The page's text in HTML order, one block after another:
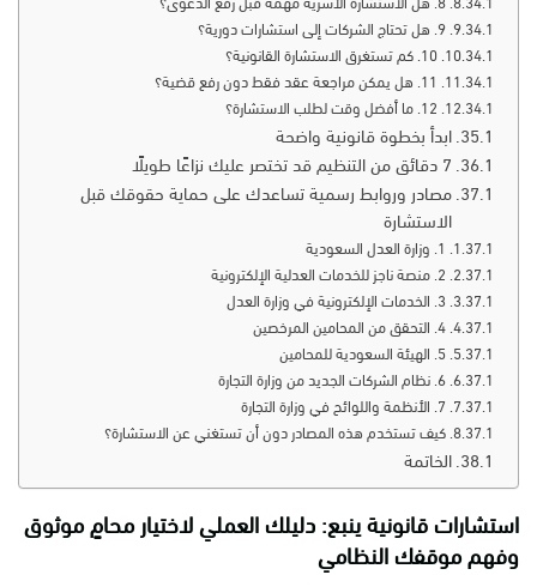
9. هل تحتاج الشركات إلى استشارات دورية؟
10. كم تستغرق الاستشارة القانونية؟
11. هل يمكن مراجعة عقد فقط دون رفع قضية؟
12. ما أفضل وقت لطلب الاستشارة؟
ابدأ بخطوة قانونية واضحة
7 دقائق من التنظيم قد تختصر عليك نزاعًا طويلًا
مصادر وروابط رسمية تساعدك على حماية حقوقك قبل
الاستشارة
1. وزارة العدل السعودية
2. منصة ناجز للخدمات العدلية الإلكترونية
3. الخدمات الإلكترونية في وزارة العدل
4. التحقق من المحامين المرخصين
5. الهيئة السعودية للمحامين
6. نظام الشركات الجديد من وزارة التجارة
7. الأنظمة واللوائح في وزارة التجارة
كيف تستخدم هذه المصادر دون أن تستغني عن الاستشارة؟
الخاتمة
استشارات قانونية ينبع: دليلك العملي لاختيار محامٍ موثوق
وفهم موقفك النظامي